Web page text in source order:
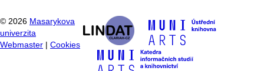
© 2026 Masarykova
univerzita
Webmaster
Cookies